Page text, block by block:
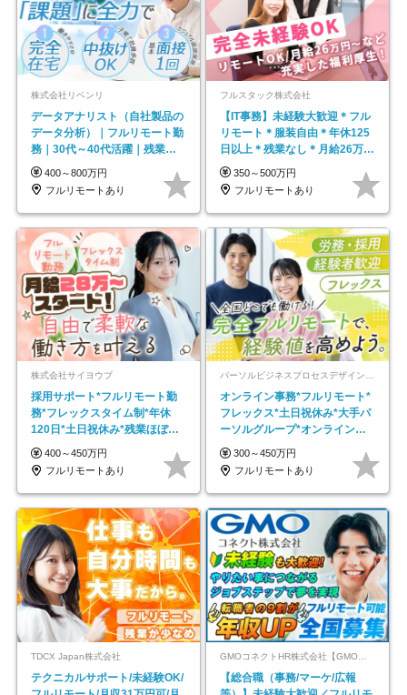
株式会社リベンリ
データアナリスト（自社製品の
データ分析）｜フルリモート勤
務｜30代～40代活躍｜残業少
なめ｜子育て社員多数活躍
400～800万円
フルリモートあり
フルスタック株式会社
【IT事務】未経験大歓迎＊フル
リモート＊服装自由＊年休125
日以上＊残業なし＊月給26万円
以上
350～500万円
フルリモートあり
株式会社サイヨウブ
採用サポート*フルリモート勤
務*フレックスタイム制*年休
120日*土日祝休み*残業ほぼな
し*育児中社員8割以上
400～450万円
フルリモートあり
パーソルビジネスプロセスデザイン株式会社 事業開発本部
オンライン事務*フルリモート*
フレックス*土日祝休み*大手パ
ーソルグループ*オンライン面
接*30～40代活躍中
300～450万円
フルリモートあり
TDCX Japan株式会社
テクニカルサポート/未経験OK/
GMOコネクトHR株式会社【GMOインターネットグループ】
【総合職（事務/マーケ/広報